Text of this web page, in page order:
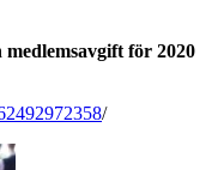
för 2020
/